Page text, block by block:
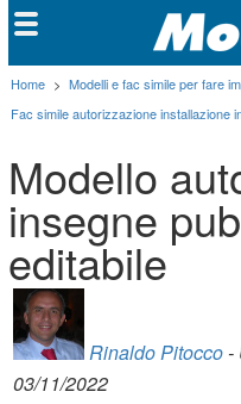
Home > Modelli e fac simile per fare
Fac simile autorizzazione installazione
Modello
insegne
editabile
Rinaldo Pitocco-
03/11/2022